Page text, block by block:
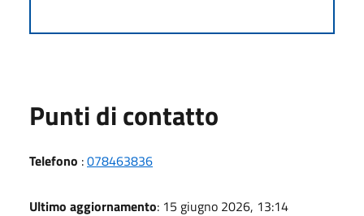
Punti di contatto
Telefono :078463836
Ultimo aggiornamento: 15 giugno 2026, 13:14